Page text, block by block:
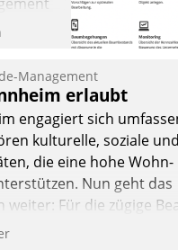
für
und
Management
erlaubt
engagiert sich
kulturelle, soziale und
die eine hohe Wohn-
Nun geht das
weiter: Für die zügige
oder Lob – richtet das